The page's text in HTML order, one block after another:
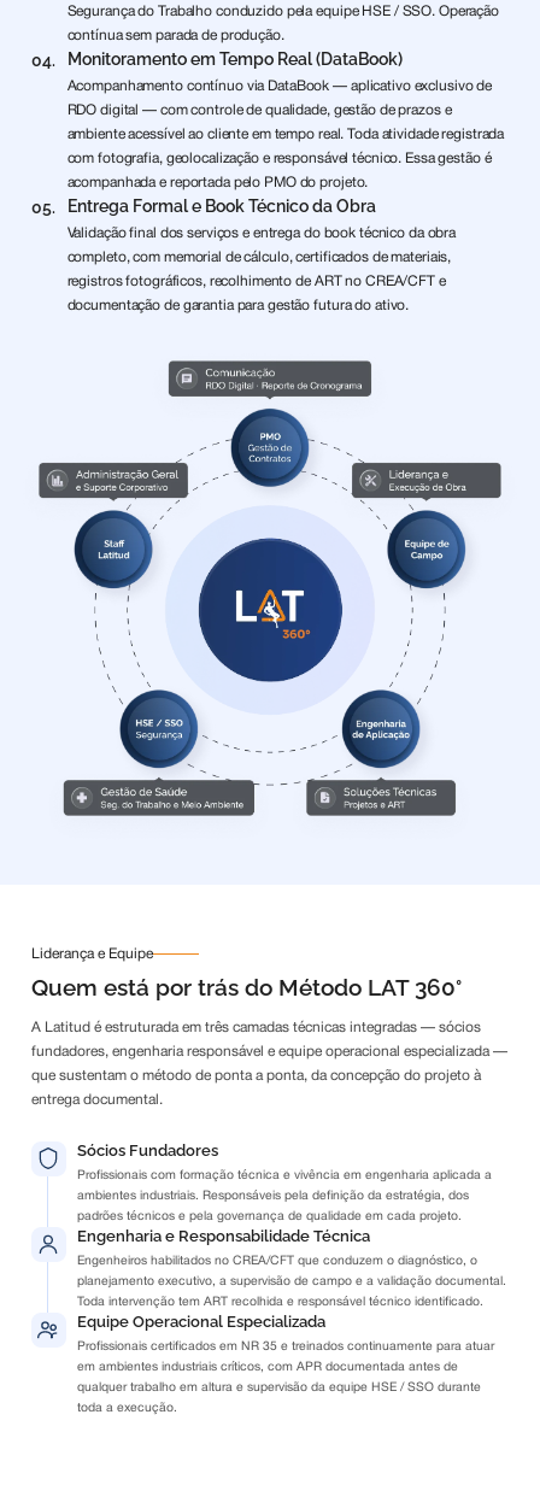
Segurança do Trabalho conduzido pela equipe HSE / SSO. Operação
contínua sem parada de produção.
04. Monitoramento em Tempo Real (DataBook)
Acompanhamento contínuo via DataBook — aplicativo exclusivo de
RDO digital — com controle de qualidade, gestão de prazos e
ambiente acessível ao cliente em tempo real. Toda atividade registrada
com fotografia, geolocalização e responsável técnico. Essa gestão é
acompanhada e reportada pelo PMO do projeto.
05. Entrega Formal e Book Técnico da Obra
Validação final dos serviços e entrega do book técnico da obra
completo, com memorial de cálculo, certificados de materiais,
registros fotográficos, recolhimento de ART no CREA/CFT e
documentação de garantia para gestão futura do ativo.
Liderança e Equipe
Quem está por trás do Método LAT 360°
A Latitud é estruturada em três camadas técnicas integradas — sócios
fundadores, engenharia responsável e equipe operacional especializada —
que sustentam o método de ponta a ponta, da concepção do projeto à
entrega documental.
Sócios Fundadores
Profissionais com formação técnica e vivência em engenharia aplicada a
ambientes industriais. Responsáveis pela definição da estratégia, dos
padrões técnicos e pela governança de qualidade em cada projeto.
Engenharia e Responsabilidade Técnica
Engenheiros habilitados no CREA/CFT que conduzem o diagnóstico, o
planejamento executivo, a supervisão de campo e a validação documental.
Toda intervenção tem ART recolhida e responsável técnico identificado.
Equipe Operacional Especializada
Profissionais certificados em NR 35 e treinados continuamente para atuar
em ambientes industriais críticos, com APR documentada antes de
qualquer trabalho em altura e supervisão da equipe HSE / SSO durante
toda a execução.